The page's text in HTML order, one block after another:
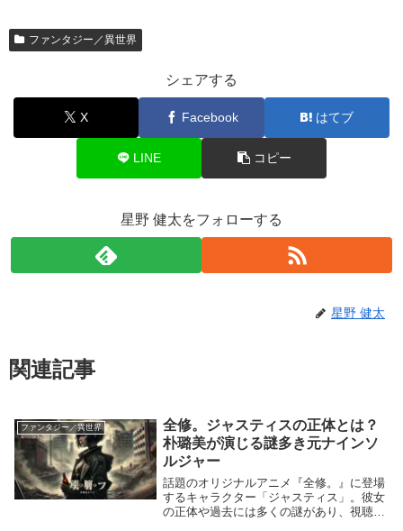
ファンタジー／異世界
シェアする
X Facebook はてブ
LINE コピー
星野 健太をフォローする
星野 健太
関連記事
ファンタジー／異世界
全修。ジャスティスの正体とは？
朴璐美が演じる謎多き元ナインソ
ルジャー
話題のオリジナルアニメ『全修。』に登場
するキャラクター「ジャスティス」。彼女
の正体や過去には多くの謎があり、視聴者